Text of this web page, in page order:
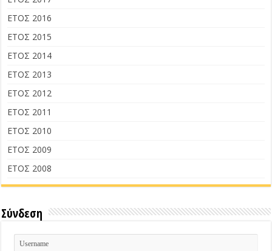
ΕΤΟΣ 2016
ΕΤΟΣ 2015
ΕΤΟΣ 2014
ΕΤΟΣ 2013
ΕΤΟΣ 2012
ΕΤΟΣ 2011
ΕΤΟΣ 2010
ΕΤΟΣ 2009
ΕΤΟΣ 2008
Σύνδεση